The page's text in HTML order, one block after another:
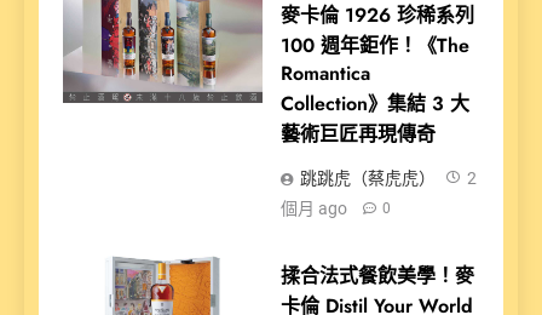
麥卡倫 1926 珍稀系列
100 週年鉅作！《The
Romantica
Collection》集結 3 大
藝術巨匠再現傳奇
跳跳虎（蔡虎虎）
2
個月 ago
0
揉合法式餐飲美學！麥
卡倫 Distil Your World